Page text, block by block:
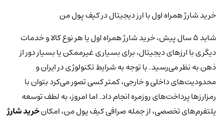
خرید شارژ همراه اول با ارز دیجیتال در کیف پول من
شاید ۵ سال پیش، خرید شارژ همراه اول یا هر نوع کالا و خدمات
دیگری با ارزهای دیجیتال، برای بسیاری غیرممکن یا بسیار دور از
ذهن به نظر می‌رسید. با توجه به شرایط تکنولوژی در ایران و
محدودیت‌های داخلی و خارجی، کمتر کسی تصور می‌کرد بتوان با
رمزارزها پرداخت‌های روزمره انجام داد. اما امروز، به لطف توسعه
پلتفرم‌های تخصصی، از جمله صرافی کیف پول من، امکانخرید شارژ